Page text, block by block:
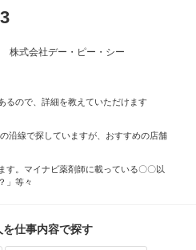
株式会社デー・ピー・シー
るので、詳細を教えていただけます
沿線で探していますが、おすすめの店舗
す。マイナビ薬剤師に載っている〇〇以
」等々
仕事内容で探す